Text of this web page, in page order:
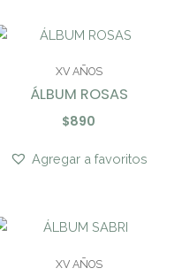
XV AÑOS
ÁLBUM ROSAS
$890
Agregar a favoritos
XV AÑOS